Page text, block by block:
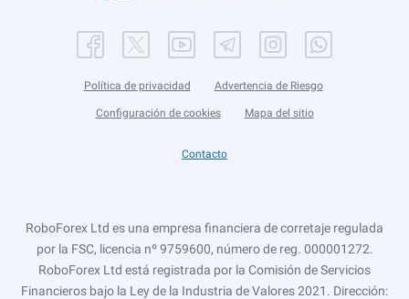
Política de privacidad Advertencia de Riesgo
Configuración de cookies Mapa del sitio
Contacto
RoboForex Ltd es una empresa financiera de corretaje regulada
por la FSC, licencia nº 9759600, número de reg. 000001272.
RoboForex Ltd está registrada por la Comisión de Servicios
Financieros bajo la Ley de la Industria de Valores 2021. Dirección: